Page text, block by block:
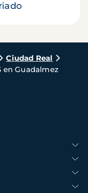
Ciudad Real
en Guadalmez